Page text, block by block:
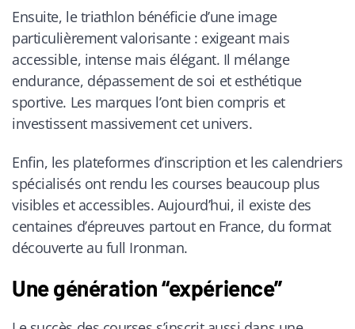
Ensuite, le triathlon bénéficie d’une image
particulièrement valorisante : exigeant mais
accessible, intense mais élégant. Il mélange
endurance, dépassement de soi et esthétique
sportive. Les marques l’ont bien compris et
investissent massivement cet univers.
Enfin, les plateformes d’inscription et les calendriers
spécialisés ont rendu les courses beaucoup plus
visibles et accessibles. Aujourd’hui, il existe des
centaines d’épreuves partout en France, du format
découverte au full Ironman.
Une génération “expérience”